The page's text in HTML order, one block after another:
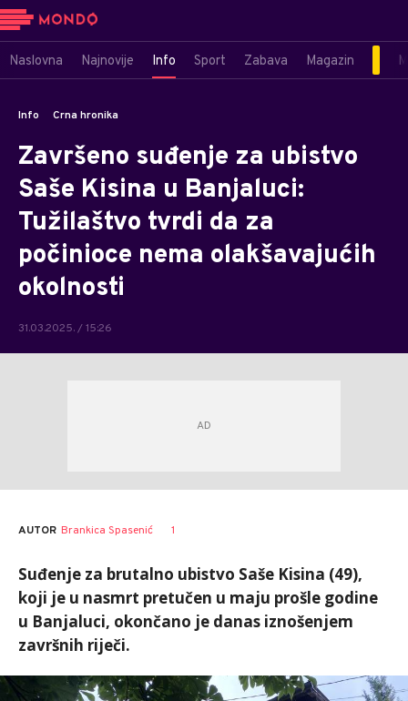
Naslovna Najnovije Info Sport Zabava Magazin
Info Crna hronika
Završeno suđenje za ubistvo
Saše Kisina u Banjaluci:
Tužilaštvo tvrdi da za
počinioce nema olakšavajućih
okolnosti
31.03.2025. / 15:26
AUTOR Brankica Spasenić 1
Suđenje za brutalno ubistvo Saše Kisina (49),
koji je u nasmrt pretučen u maju prošle godine
u Banjaluci, okončano je danas iznošenjem
završnih riječi.